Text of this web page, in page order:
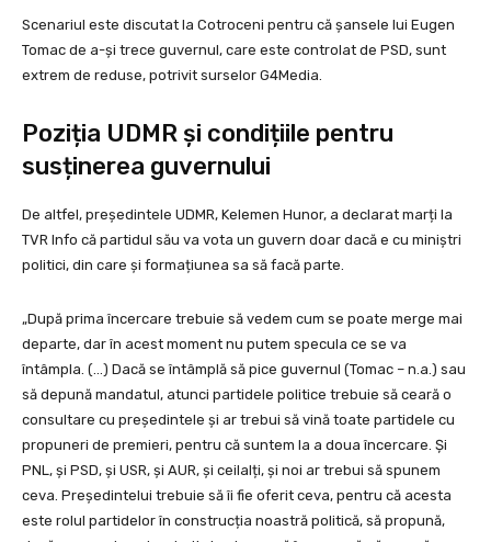
Scenariul este discutat la Cotroceni pentru că șansele lui Eugen
Tomac de a-și trece guvernul, care este controlat de PSD, sunt
extrem de reduse, potrivit surselor G4Media.
Poziția UDMR și condițiile pentru
susținerea guvernului
De altfel, președintele UDMR, Kelemen Hunor, a declarat marți la
TVR Info că partidul său va vota un guvern doar dacă e cu miniștri
politici, din care și formațiunea sa să facă parte.
„După prima încercare trebuie să vedem cum se poate merge mai
departe, dar în acest moment nu putem specula ce se va
întâmpla. (…) Dacă se întâmplă să pice guvernul (Tomac – n.a.) sau
să depună mandatul, atunci partidele politice trebuie să ceară o
consultare cu președintele și ar trebui să vină toate partidele cu
propuneri de premieri, pentru că suntem la a doua încercare. Și
PNL, și PSD, și USR, și AUR, și ceilalți, și noi ar trebui să spunem
ceva. Președintelui trebuie să îi fie oferit ceva, pentru că acesta
este rolul partidelor în construcția noastră politică, să propună,